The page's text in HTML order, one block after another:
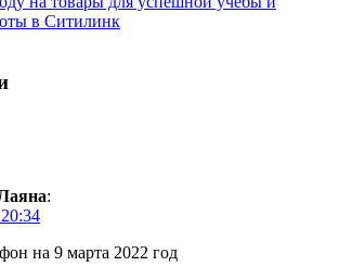
в Ситилинк
:
на 9 марта 2022 год